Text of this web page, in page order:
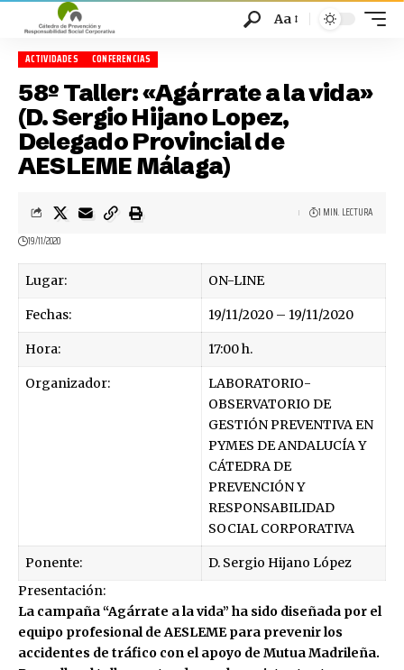
Aa
ACTIVIDADES CONFERENCIAS
58º Taller: «Agárrate a la vida»
(D. Sergio Hijano Lopez,
Delegado Provincial de
AESLEME Málaga)
19/11/2020
1 MIN. LECTURA
Lugar: ON-LINE
Fechas: 19/11/2020 – 19/11/2020
Hora: 17:00 h.
Organizador:
LABORATORIO-
OBSERVATORIO DE
GESTIÓN PREVENTIVA EN
PYMES DE ANDALUCÍA Y
CÁTEDRA DE
PREVENCIÓN Y
RESPONSABILIDAD
SOCIAL CORPORATIVA
Ponente:
D. Sergio Hijano López
Presentación:
La campaña “Agárrate a la vida” ha sido diseñada por el
equipo profesional de AESLEME para prevenir los
accidentes de tráfico con el apoyo de Mutua Madrileña.